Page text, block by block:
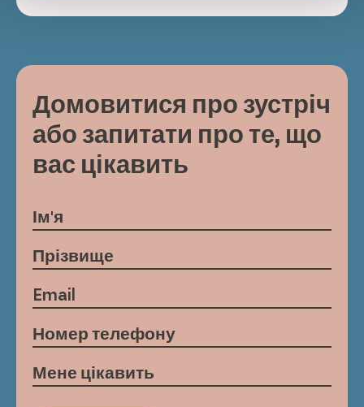
Домовитися про зустріч
або запитати про те, що
вас цікавить